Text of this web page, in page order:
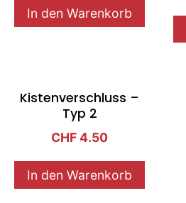
In den Warenkorb
Kistenverschluss –
Typ 2
CHF4.50
In den Warenkorb